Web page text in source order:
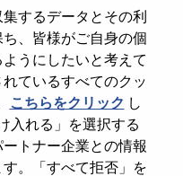
するデータとその利
、皆様がご自身の個
うにしたいと考えて
ているすべてのクッ
こちらをクリック し
入れる」を選択する
トナー企業との情報
。「すべて拒否」を
with your
ためにリンクを